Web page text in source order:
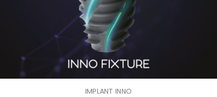
IMPLANT INNO